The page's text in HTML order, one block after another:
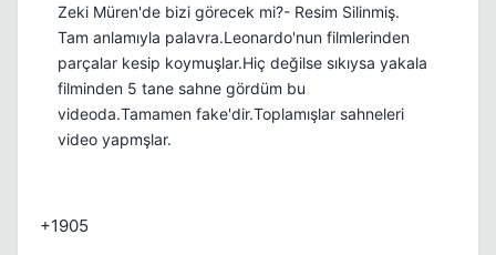
Zeki Müren'de bizi görecek mi?- Resim Silinmiş.
Tam anlamıyla palavra.Leonardo'nun filmlerinden
parçalar kesip koymuşlar.Hiç değilse sıkıysa yakala
filminden 5 tane sahne gördüm bu
videoda.Tamamen fake'dir.Toplamışlar sahneleri
video yapmşlar.
+1905